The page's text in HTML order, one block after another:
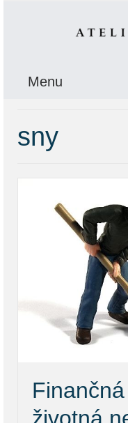
Menu
O NÁS
E-BOOK
Krízy
Stará vydra
PORADŇA
SLOGANY
KONTAKT
sny